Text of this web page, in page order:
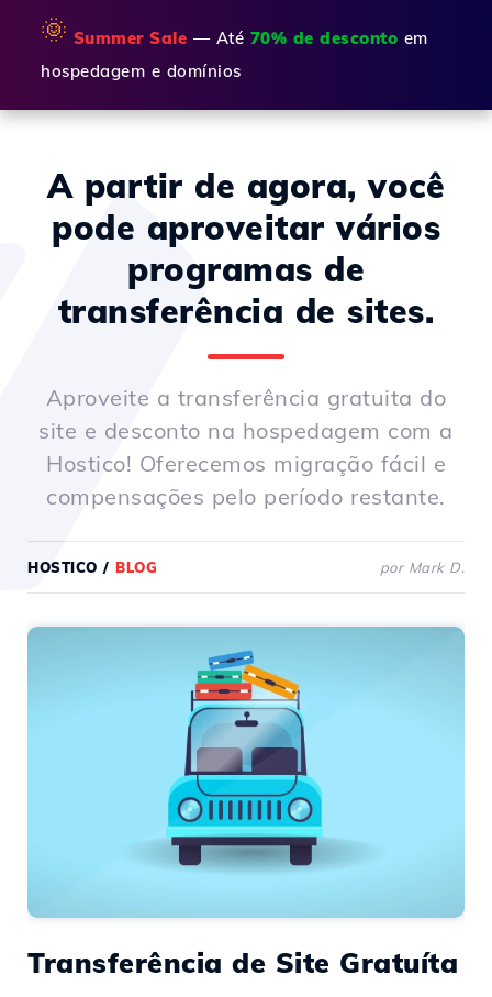
🌞 Summer Sale — Até 70% de desconto em
hospedagem e domínios
A partir de agora, você
pode aproveitar vários
programas de
transferência de sites.
Aproveite a transferência gratuita do
site e desconto na hospedagem com a
Hostico! Oferecemos migração fácil e
compensações pelo período restante.
HOSTICO / BLOG por Mark D.
Transferência de Site Gratuíta